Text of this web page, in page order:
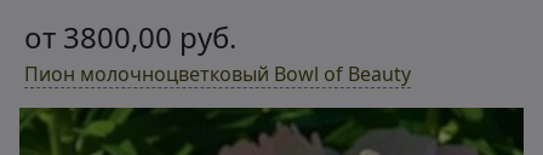
от 3800,00 руб.
Пион молочноцветковый Bowl of Beauty